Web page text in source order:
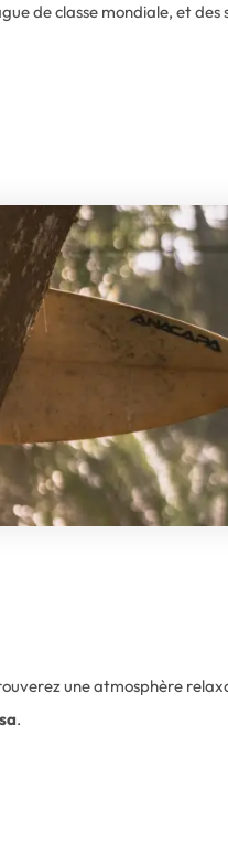
de classe mondiale, et des
une atmosphère
.